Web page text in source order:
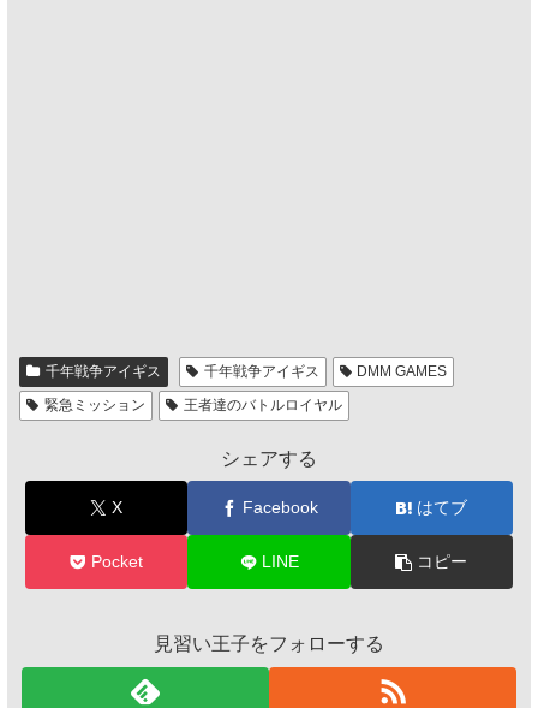
千年戦争アイギス 千年戦争アイギス
DMM GAMES
緊急ミッション
王者達のバトルロイヤル
シェアする
X Facebook はてブ
Pocket LINE コピー
見習い王子をフォローする